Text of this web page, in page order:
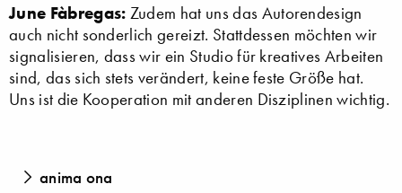
June Fàbregas: Zudem hat uns das Autorendesign
auch nicht sonderlich gereizt. Stattdessen möchten wir
signalisieren, dass wir ein Studio für kreatives Arbeiten
sind, das sich stets verändert, keine feste Größe hat.
Uns ist die Kooperation mit anderen Disziplinen wichtig.
anima ona